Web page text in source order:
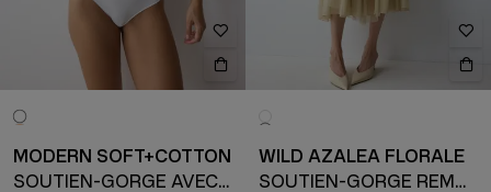
MODERN SOFT+COTTON
SOUTIEN-GORGE AVEC ARMATURE
WILD AZALEA FLORALE
SOUTIEN-GORGE REMBOURRÉ AVEC ARMATURE